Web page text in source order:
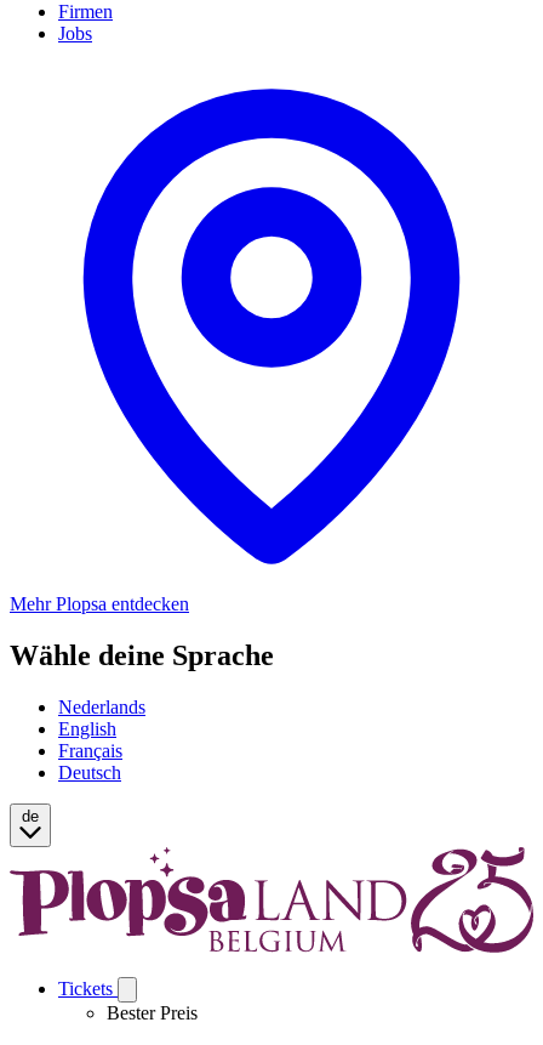
Firmen
Jobs
Mehr Plopsa entdecken
Wähle deine Sprache
Nederlands
English
Français
Deutsch
de
Tickets
Tickets
Bester Preis